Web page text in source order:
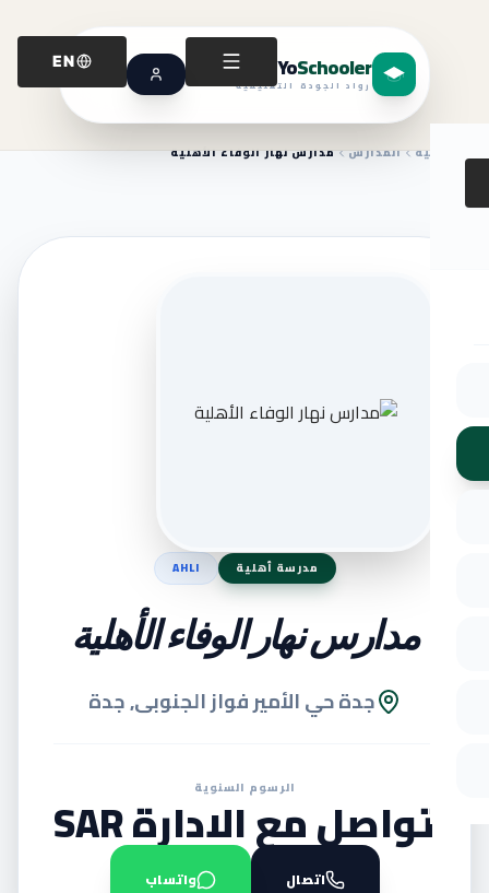
YoSchooler
رواد الجودة التعليمية
EN
الرئيسية المدارس مدارس نهار الوفاء الأهلية
مدرسة أهلية AHLI
مدارس نهار الوفاء الأهلية
جدة حي الأمير فواز الجنوبى, جدة
الرسوم السنوية
تواصل مع الادارة SAR
اتصال واتساب